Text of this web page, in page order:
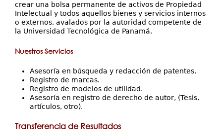
crear una bolsa permanente de activos de Propiedad
Intelectual y todos aquellos bienes y servicios internos
o externos, avalados por la autoridad competente de
la Universidad Tecnológica de Panamá.
Nuestros Servicios
Asesoría en búsqueda y redacción de patentes.
Registro de marcas.
Registro de modelos de utilidad.
Asesoría en registro de derecho de autor, (Tesis,
artículos, otro).
Transferencia de Resultados